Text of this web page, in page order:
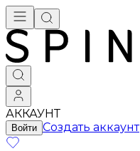
АККАУНТ
Войти Создать аккаунт